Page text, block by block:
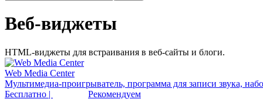
Веб-виджеты
HTML-виджеты для встраивания в веб-сайты и блоги.
Web Media Center
Мультимедиа-проигрыватель, программа для записи звука,
Бесплатно |
Рекомендуем